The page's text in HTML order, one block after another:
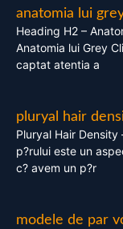
anatomia lui
Heading H2 –
Anatomia lui Grey
captat atentia a
pluryal hair
Pluryal Hair
p?rului este un
c? avem un p?r
modele de par